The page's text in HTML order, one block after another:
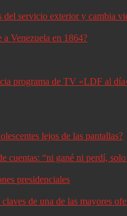
del servicio exterior y cambia
Venezuela en 1864?
programa de TV «LDF al
lejos de las pantallas?
cuentas: “ni gané ni perdí,
presidenciales
de una de las mayores